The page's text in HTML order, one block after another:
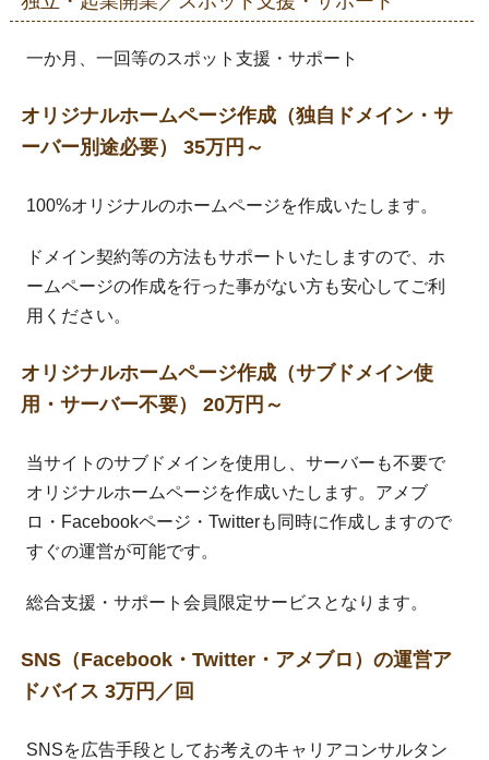
一か月、一回等のスポット支援・サポート
オリジナルホームページ作成（独自ドメイン・サ
ーバー別途必要） 35万円～
100%オリジナルのホームページを作成いたします。
ドメイン契約等の方法もサポートいたしますので、ホ
ームページの作成を行った事がない方も安心してご利
用ください。
オリジナルホームページ作成（サブドメイン使
用・サーバー不要） 20万円～
当サイトのサブドメインを使用し、サーバーも不要で
オリジナルホームページを作成いたします。アメブ
ロ・Facebookページ・Twitterも同時に作成しますので
すぐの運営が可能です。
総合支援・サポート会員限定サービスとなります。
SNS（Facebook・Twitter・アメブロ）の運営ア
ドバイス 3万円／回
SNSを広告手段としてお考えのキャリアコンサルタン